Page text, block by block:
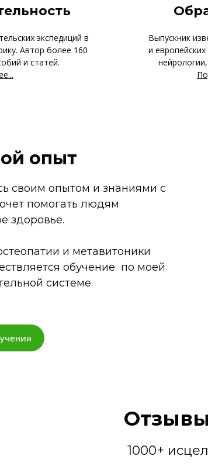
экспедиций в
Автор более 160
и статей.
Выпускник
и
опыт
своим опытом и знаниями с
помогать людям
здоровье.
и метавитоники
обучение по моей
системе
1000+